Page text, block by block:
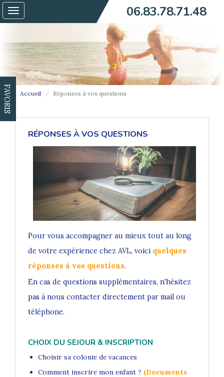
Toggle
navigation
06.83.78.71.48
FAVORIS Accueil Réponses à vos questions
RÉPONSES À VOS QUESTIONS
Pour vous accompagner au mieux tout au long
de votre expérience chez AVL, voici quelques
réponses à vos questions.
En cas de questions supplémentaires, n'hésitez
pas à nous contacter directement par mail ou
téléphone.
CHOIX DU SEJOUR & INSCRIPTION
Choisir sa colonie de vacances
Comment inscrire mon enfant ? (Documents